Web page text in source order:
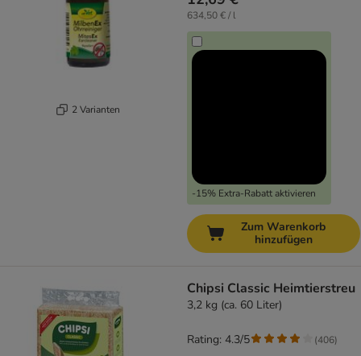
2 Varianten
634,50 € / l
-15% Extra-Rabatt aktivieren
Zum Warenkorb
hinzufügen
Chipsi Classic Heimtierstreu
3,2 kg (ca. 60 Liter)
Rating: 4.3/5 (406)